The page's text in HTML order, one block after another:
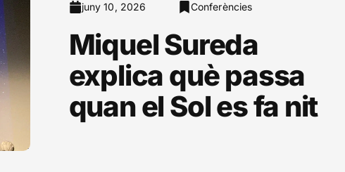
juny 10, 2026 Conferències
Miquel Sureda
explica què passa
quan el Sol es fa nit